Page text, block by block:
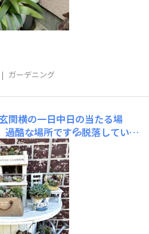
| ガーデニング
関横の一日中日の当たる場
過酷な場所です💦脱落している
う焼け野原になりかけてる💧
冬に真っ赤だったマッコスもミ
麗♡